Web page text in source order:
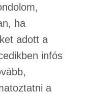
ha
adott a
infós
a